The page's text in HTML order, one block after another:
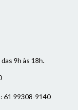
61 99308-9140